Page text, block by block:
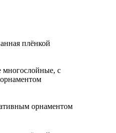
плёнкой
многослойные, с
орнаментом